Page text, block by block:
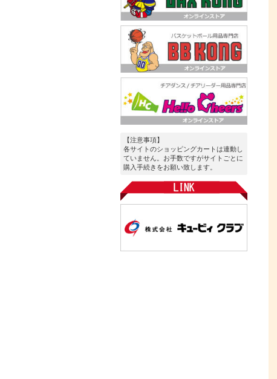
【注意事項】
各サイトのショッピングカートは連動し
ていません。お手数ですがサイトごとに
購入手続きをお願い致します。